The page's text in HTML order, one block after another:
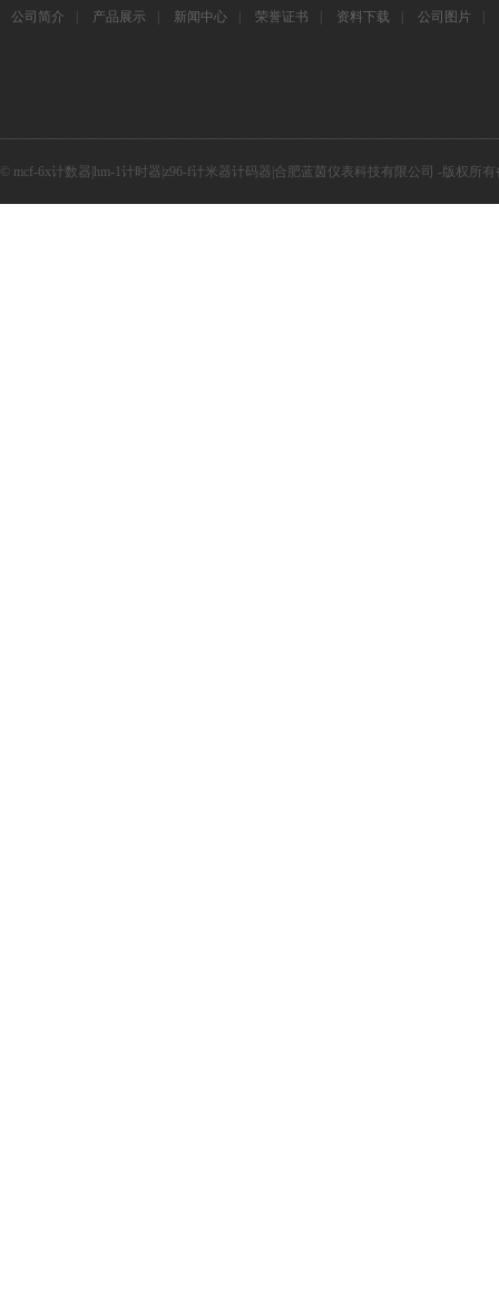
公司简介 产品展示 新闻中心 荣誉证书 资料下载 公司图片
© mcf-6x计数器|hm-1计时器|z96-f计米器计码器|合肥蓝茵仪表科技有限公司 -版权所有